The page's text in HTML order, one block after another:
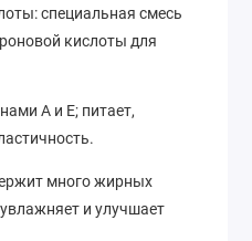
специальная смесь
кислоты для
A и E; питает,
много жирных
и улучшает